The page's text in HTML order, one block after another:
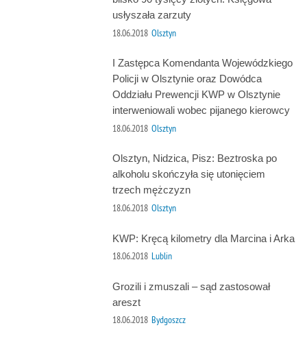
usłyszała zarzuty
18.06.2018 Olsztyn
I Zastępca Komendanta Wojewódzkiego
Policji w Olsztynie oraz Dowódca
Oddziału Prewencji KWP w Olsztynie
interweniowali wobec pijanego kierowcy
18.06.2018 Olsztyn
Olsztyn, Nidzica, Pisz: Beztroska po
alkoholu skończyła się utonięciem
trzech mężczyzn
18.06.2018 Olsztyn
KWP: Kręcą kilometry dla Marcina i Arka
18.06.2018 Lublin
Grozili i zmuszali – sąd zastosował
areszt
18.06.2018 Bydgoszcz